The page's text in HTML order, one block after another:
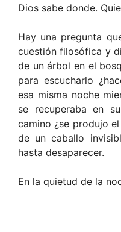
Dios sabe donde.
Hay una pregunta
cuestión filosófica y
de un árbol en el
para escucharlo
esa misma noche
se recuperaba en
camino ¿se produjo
de un caballo
hasta desaparecer.
En la quietud de la